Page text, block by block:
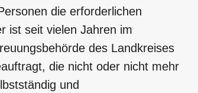
die erforderlichen
ist seit vielen Jahren im
des Landkreises
die nicht oder nicht mehr
und